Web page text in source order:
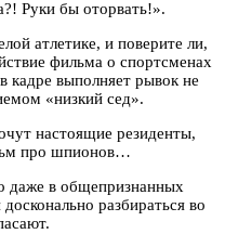
Руки бы оторвать!».
атлетике, и поверите ли,
фильма о спортсменах
кадре выполняет рывок не
«низкий сед».
настоящие резиденты,
про шпионов…
даже в общепризнанных
разбираться во